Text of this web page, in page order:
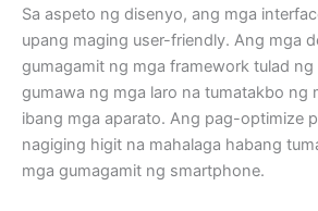
Sa aspeto ng disenyo, ang mga
upang maging user-friendly. Ang mga
gumagamit ng mga framework tulad ng
gumawa ng mga laro na tumatakbo ng
ibang mga aparato. Ang pag-optimize
nagiging higit na mahalaga habang
mga gumagamit ng smartphone.